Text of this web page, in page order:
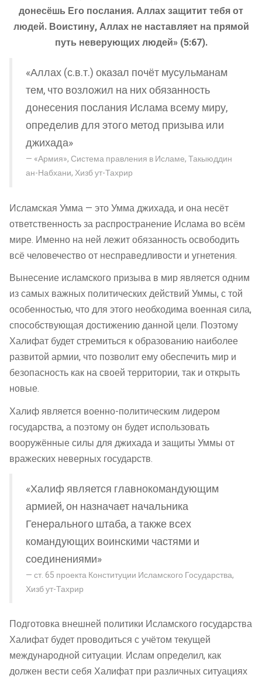
донесёшь Его послания. Аллах защитит тебя от
людей. Воистину, Аллах не наставляет на прямой
путь неверующих людей» (5:67).
«Аллах (с.в.т.) оказал почёт мусульманам
тем, что возложил на них обязанность
донесения послания Ислама всему миру,
определив для этого метод призыва или
джихада»
«Армия», Система правления в Исламе, Такыюддин
ан-Набхани, Хизб ут-Тахрир
Исламская Умма — это Умма джихада, и она несёт
ответственность за распространение Ислама во всём
мире. Именно на ней лежит обязанность освободить
всё человечество от несправедливости и угнетения.
Вынесение исламского призыва в мир является одним
из самых важных политических действий Уммы, с той
особенностью, что для этого необходима военная сила,
способствующая достижению данной цели. Поэтому
Халифат будет стремиться к образованию наиболее
развитой армии, что позволит ему обеспечить мир и
безопасность как на своей территории, так и открыть
новые.
Халиф является военно-политическим лидером
государства, а поэтому он будет использовать
вооружённые силы для джихада и защиты Уммы от
вражеских неверных государств.
«Халиф является главнокомандующим
армией, он назначает начальника
Генерального штаба, а также всех
командующих воинскими частями и
соединениями»
ст. 65 проекта Конституции Исламского Государства,
Хизб ут-Тахрир
Подготовка внешней политики Исламского государства
Халифат будет проводиться с учётом текущей
международной ситуации. Ислам определил, как
должен вести себя Халифат при различных ситуациях